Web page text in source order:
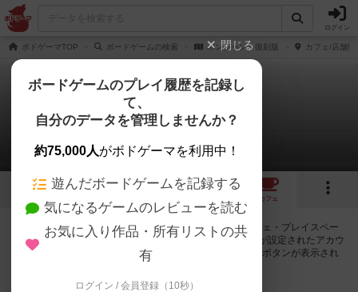
ログイン
ボドゲーマTOP ボードゲームの検索 ポンジャン 復刻版 カフェ/店舗情
ポンジャン 復刻版
0店のカフェ/スペースが提供中
2
カフェ
ポンジャン 復刻版で遊ぶことができるボードゲームカフェ・プレイスペー
スが0店登録されています。公開プロフィールの都道府県が設定されたアカウ
ントでログインすると、同じ都道府県内の店舗に絞り込むボタンが表示され
閉じる
ボードゲームのプレイ履歴を記録し
て、
自分のデータを管理しませんか？
約75,000人がボドゲーマを利用中！
遊んだボードゲームを記録する
気になるゲームのレビューを読む
お気に入り作品・所有リストの共
有
ログイン / 会員登録（10秒）